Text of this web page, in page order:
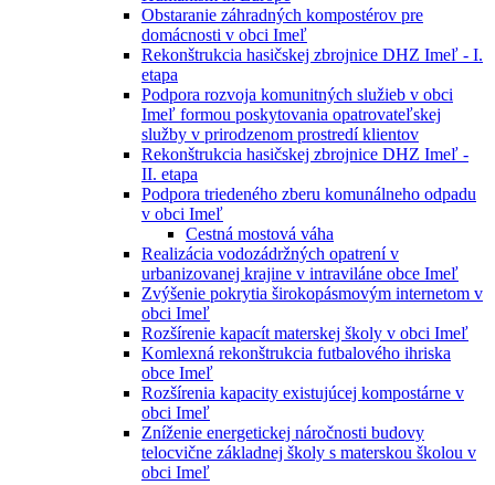
Obstaranie záhradných kompostérov pre
domácnosti v obci Imeľ
Rekonštrukcia hasičskej zbrojnice DHZ Imeľ - I.
etapa
Podpora rozvoja komunitných služieb v obci
Imeľ formou poskytovania opatrovateľskej
služby v prirodzenom prostredí klientov
Rekonštrukcia hasičskej zbrojnice DHZ Imeľ -
II. etapa
Podpora triedeného zberu komunálneho odpadu
v obci Imeľ
Cestná mostová váha
Realizácia vodozádržných opatrení v
urbanizovanej krajine v intraviláne obce Imeľ
Zvýšenie pokrytia širokopásmovým internetom v
obci Imeľ
Rozšírenie kapacít materskej školy v obci Imeľ
Komlexná rekonštrukcia futbalového ihriska
obce Imeľ
Rozšírenia kapacity existujúcej kompostárne v
obci Imeľ
Zníženie energetickej náročnosti budovy
telocvične základnej školy s materskou školou v
obci Imeľ